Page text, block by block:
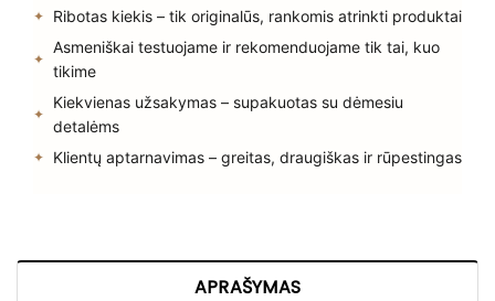
Ribotas kiekis – tik originalūs, rankomis atrinkti produktai
Asmeniškai testuojame ir rekomenduojame tik tai, kuo
tikime
Kiekvienas užsakymas – supakuotas su dėmesiu
detalėms
Klientų aptarnavimas – greitas, draugiškas ir rūpestingas
APRAŠYMAS